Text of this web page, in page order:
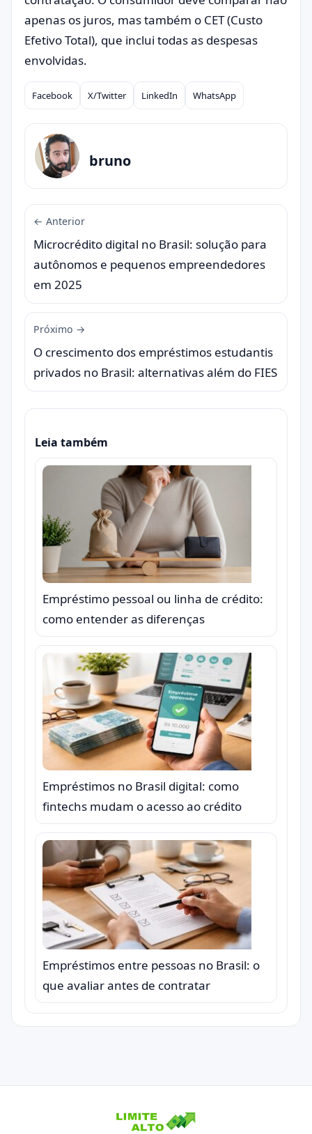
apenas os juros, mas também o CET (Custo
Efetivo Total), que inclui todas as despesas
envolvidas.
Compartilhar
Facebook X/Twitter LinkedIn WhatsApp
bruno
← Anterior
Microcrédito digital no Brasil: solução para
autônomos e pequenos empreendedores
em 2025
Próximo →
O crescimento dos empréstimos estudantis
privados no Brasil: alternativas além do FIES
Leia também
Empréstimo pessoal ou linha de crédito:
como entender as diferenças
Empréstimos no Brasil digital: como
fintechs mudam o acesso ao crédito
Empréstimos entre pessoas no Brasil: o
que avaliar antes de contratar